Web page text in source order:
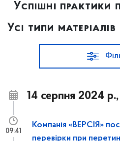
Успішні практики
Усі типи матеріалів
14 серпня 2024 р.,
Компанія «ВЕРСІЯ»
перевірки при
09:41